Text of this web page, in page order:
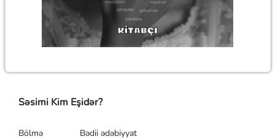
Səsimi Kim Eşidər?
Bölmə Bədii ədəbiyyat